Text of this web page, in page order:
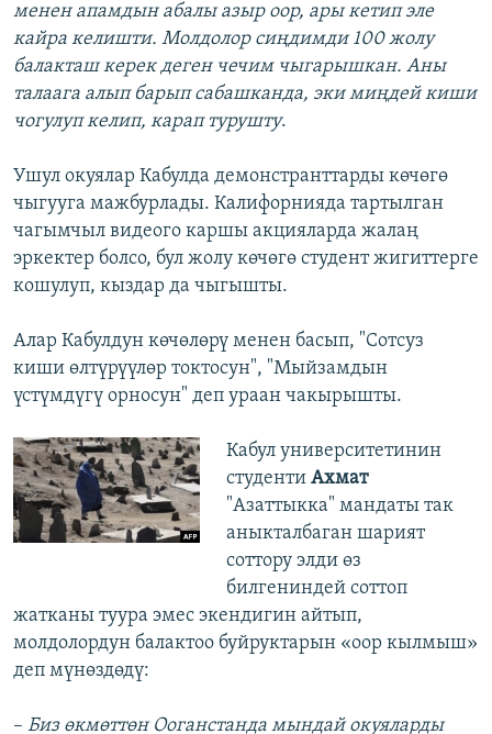
менен апамдын абалы азыр оор, ары кетип эле
кайра келишти. Молдолор сиңдимди 100 жолу
балакташ керек деген чечим чыгарышкан. Аны
талаага алып барып сабашканда, эки миңдей киши
чогулуп келип, карап турушту.
Ушул окуялар Кабулда демонстранттарды көчөгө
чыгууга мажбурлады. Калифорнияда тартылган
чагымчыл видеого каршы акцияларда жалаң
эркектер болсо, бул жолу көчөгө студент жигиттерге
кошулуп, кыздар да чыгышты.
Алар Кабулдун көчөлөрү менен басып, "Сотсуз
киши өлтүрүүлөр токтосун", "Мыйзамдын
үстүмдүгү орносун" деп ураан чакырышты.
Кабул университетинин
студентиАхмат
"Азаттыкка" мандаты так
аныкталбаган шарият
соттору элди өз
билгениндей соттоп
жатканы туура эмес экендигин айтып,
молдолордун балактоо буйруктарын «оор кылмыш»
деп мүнөздөдү:
– Биз өкмөттөн Ооганстанда мындай окуяларды